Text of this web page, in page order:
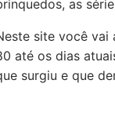
as
site você vai
até os dias
surgiu e que